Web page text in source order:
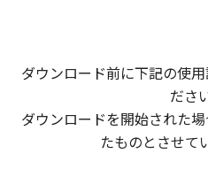
ダウンロード前に下記の使
ださ
ダウンロードを開始された
たものとさせて